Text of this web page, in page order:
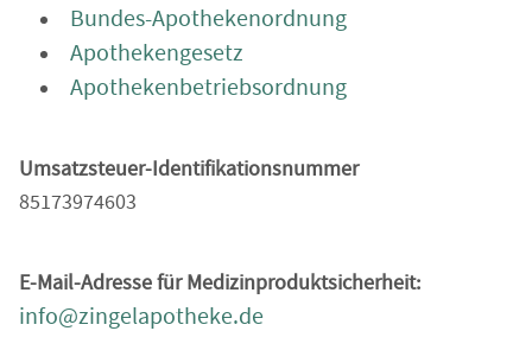
Bundes-Apothekenordnung
Apothekengesetz
Apothekenbetriebsordnung
Umsatzsteuer-Identifikationsnummer
85173974603
E-Mail-Adresse für Medizinproduktsicherheit:
info@zingelapotheke.de